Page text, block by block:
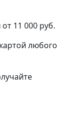
11 000 руб.
любого